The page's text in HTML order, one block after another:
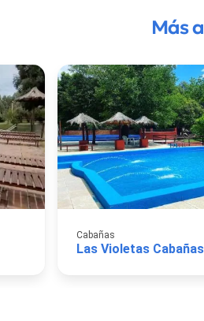
Más
Cabañas
Las Violetas Cabañas